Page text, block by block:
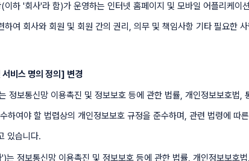
하 '회사'라 함)가 운영하는 인터넷 홈페이지 및 모바일 어플리케이
하여 회사와 회원 및 회원 간의 권리, 의무 및 책임사항 기타 필요한
비스 명의 정의] 변경
정보통신망 이용촉진 및 정보보호 등에 관한 법률, 개인정보보호법,
하여야 할 법렵상의 개인정보보호 규정을 준수하며, 관련 법령에 따
있습니다.
는 정보통신망 이용촉진 및 정보보호 등에 관한 법률, 개인정보보호